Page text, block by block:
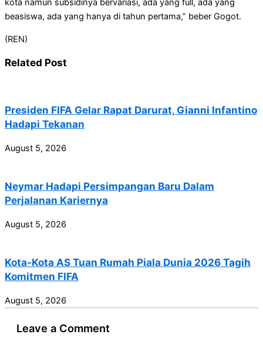
kota namun subsidinya bervariasi, ada yang full, ada yang
beasiswa, ada yang hanya di tahun pertama,” beber Gogot.
(REN)
Related Post
Presiden FIFA Gelar Rapat Darurat, Gianni Infantino
Hadapi Tekanan
August 5, 2026
Neymar Hadapi Persimpangan Baru Dalam
Perjalanan Kariernya
August 5, 2026
Kota-Kota AS Tuan Rumah Piala Dunia 2026 Tagih
Komitmen FIFA
August 5, 2026
Leave a Comment